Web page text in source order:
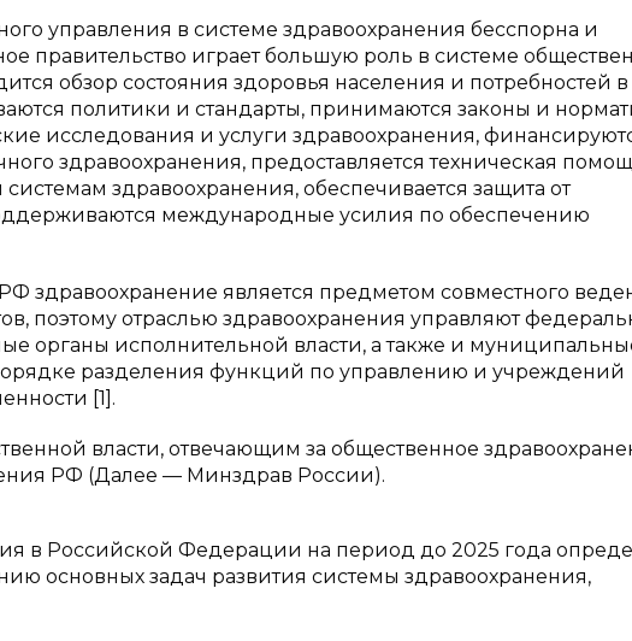
управления в системе здравоохранения бесспорна и
правительство играет большую роль в системе
обзор состояния здоровья населения и потребностей в
политики и стандарты, принимаются законы и
исследования и услуги здравоохранения,
здравоохранения, предоставляется техническая
здравоохранения, обеспечивается защита от
международные усилия по обеспечению
РФ здравоохранение является предметом совместного
поэтому отраслью здравоохранения управляют
органы исполнительной власти, а также и
разделения функций по управлению и учреждений
[1].
власти, отвечающим за общественное
РФ (Далее — Минздрав России).
в Российской Федерации на период до 2025 года
основных задач развития системы здравоохранения,